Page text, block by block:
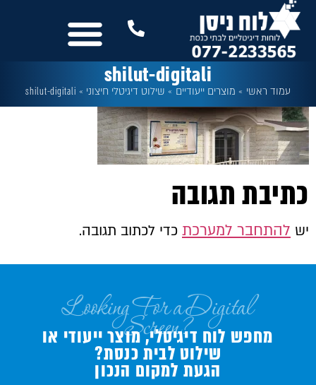
לתוכן
shilut-digitali
עמוד ראשי » מוצרים ייעודיים » שילוט דיגיטלי חיצוני »
shilut-digitali
כתיבת תגובה
יש להתחבר למערכת כדי לכתוב תגובה.
Looking For a Digital
Screen?
מחפש לוח דיגיטלי, מוצר ייעודי או
שילוט לבית כנסת?
הגעת למקום הנכון